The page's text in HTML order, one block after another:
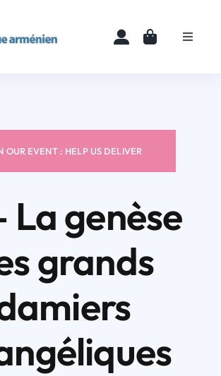
Toggle
OUR EVENT : HELP US DELIVER
La genèse
grands